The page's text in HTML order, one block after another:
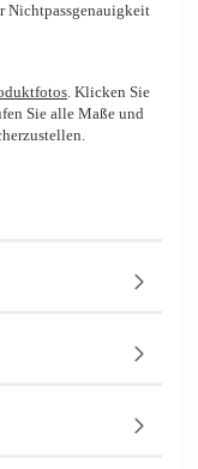
Nichtpassgenauigkeit
. Klicken Sie
Sie alle Maße und